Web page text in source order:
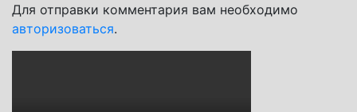
Для отправки комментария вам необходимо
авторизоваться.